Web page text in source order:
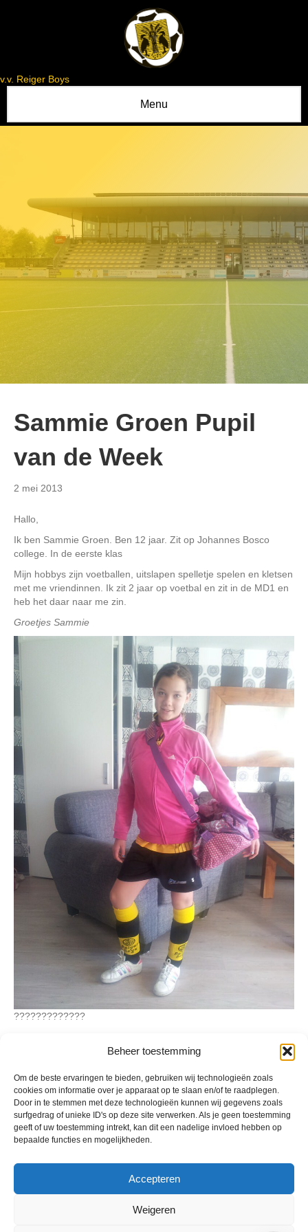
Beheer toestemming
Om de beste ervaringen te bieden, gebruiken wij technologieën zoals
cookies om informatie over je apparaat op te slaan en/of te raadplegen.
Door in te stemmen met deze technologieën kunnen wij gegevens zoals
surfgedrag of unieke ID's op deze site verwerken. Als je geen toestemming
geeft of uw toestemming intrekt, kan dit een nadelige invloed hebben op
bepaalde functies en mogelijkheden.
Accepteren
Weigeren
v.v. Reiger Boys
Menu
Sammie Groen Pupil
van de Week
2 mei 2013
Hallo,
Ik ben Sammie Groen. Ben 12 jaar. Zit op Johannes Bosco
college. In de eerste klas
Mijn hobbys zijn voetballen, uitslapen spelletje spelen en kletsen
met me vriendinnen. Ik zit 2 jaar op voetbal en zit in de MD1 en
heb het daar naar me zin.
Groetjes Sammie
?????????????
Berichten seizoen 2012-2013
De Wending, Lotte Beesedijk 1